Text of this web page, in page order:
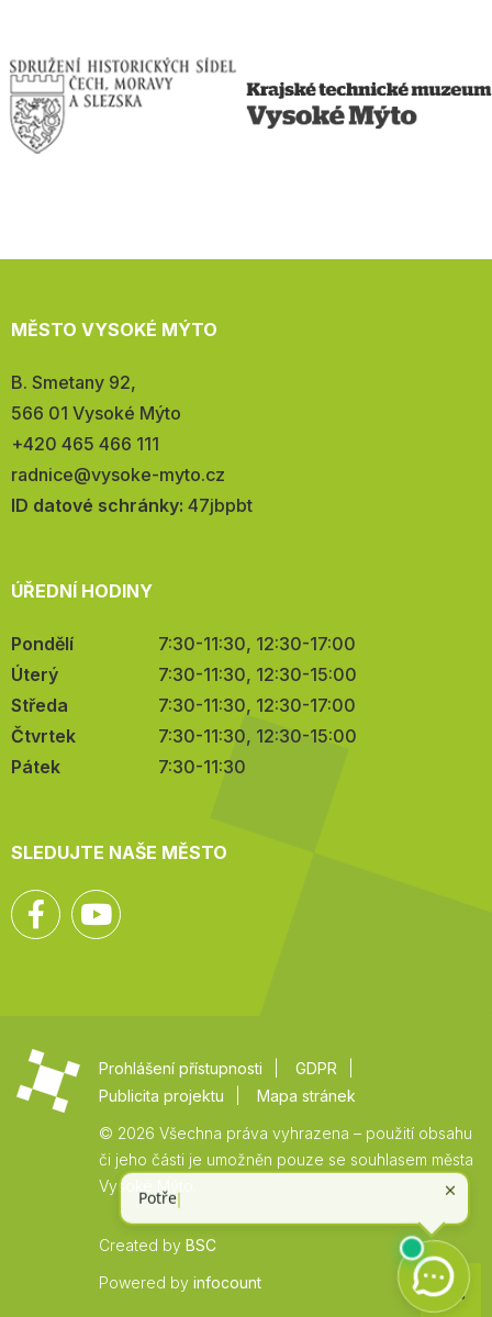
MĚSTO VYSOKÉ MÝTO
Adresa:
B. Smetany 92,
566 01 Vysoké Mýto
Telefon:
+420 465 466 111
E-
mail:
radnice@vysoke-myto.cz
ID datové schránky: 47jbpbt
ÚŘEDNÍ HODINY
Pondělí
7:30-11:30, 12:30-17:00
Úterý
7:30-11:30, 12:30-15:00
Středa
7:30-11:30, 12:30-17:00
Čtvrtek
7:30-11:30, 12:30-15:00
Pátek
7:30-11:30
SLEDUJTE NAŠE MĚSTO
Facebook
Prohlášení přístupnosti
GDPR
Publicita projektu
Mapa stránek
© 2026 Všechna práva vyhrazena – použití obsahu
či jeho části je umožněn pouze se souhlasem města
Vysoké Mýto.
Created by BSC
Powered by infocount
Zpět
na